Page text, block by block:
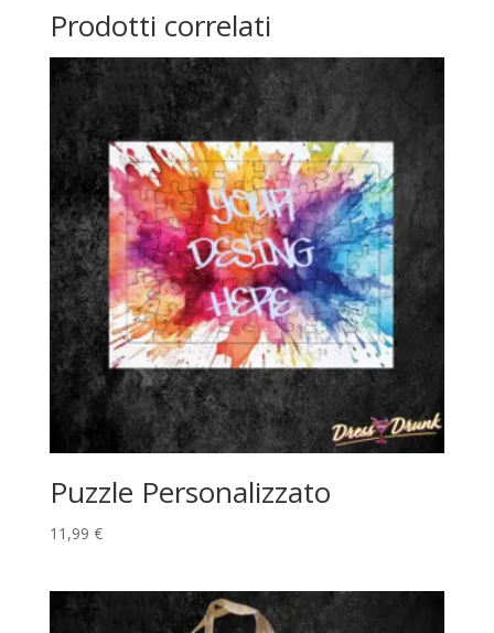
Prodotti correlati
Puzzle Personalizzato
11,99 €